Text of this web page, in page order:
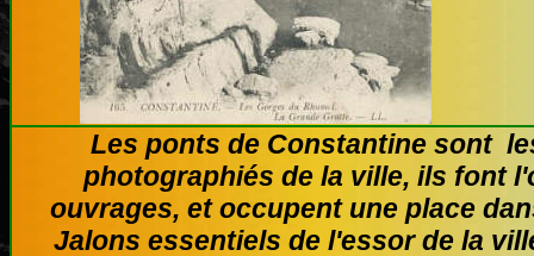
Les ponts de Constantine sont
photographiés de la ville, ils font
ouvrages, et occupent une place
Jalons essentiels de l'essor de la